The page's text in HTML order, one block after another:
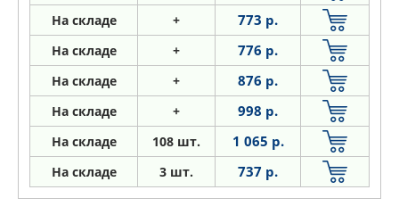
На складе + 773 р.
На складе + 776 р.
На складе + 876 р.
На складе + 998 р.
На складе 108 шт. 1 065 р.
На складе 3 шт. 737 р.